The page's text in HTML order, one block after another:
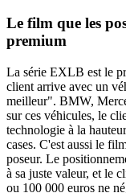
Le film que les
premium
La série EXLB est le
client arrive avec un
meilleur". BMW,
sur ces véhicules, le
technologie à la
cases. C'est aussi le
poseur. Le
à sa juste valeur, et le
ou 100 000 euros ne